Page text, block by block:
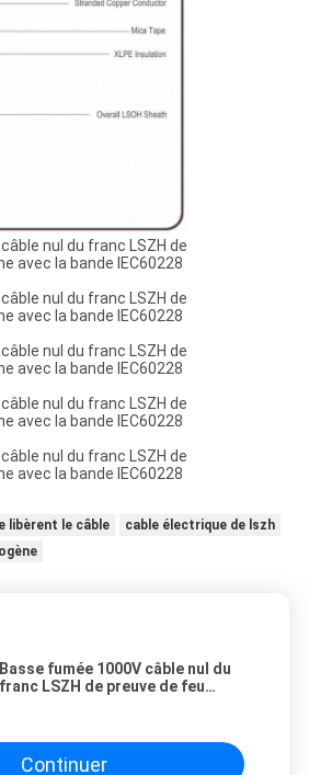
libèrent le câble
cable électrique de lszh
Basse fumée 1000V câble nul du
franc LSZH de preuve de feu
Continuer